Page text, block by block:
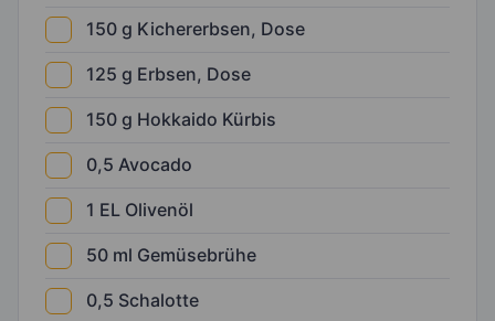
150 g Kichererbsen, Dose
125 g Erbsen, Dose
150 g Hokkaido Kürbis
0,5 Avocado
1 EL Olivenöl
50 ml Gemüsebrühe
0,5 Schalotte